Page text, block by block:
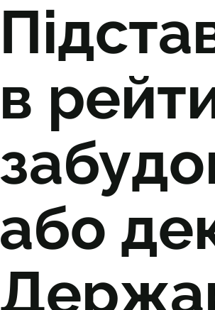
в
або